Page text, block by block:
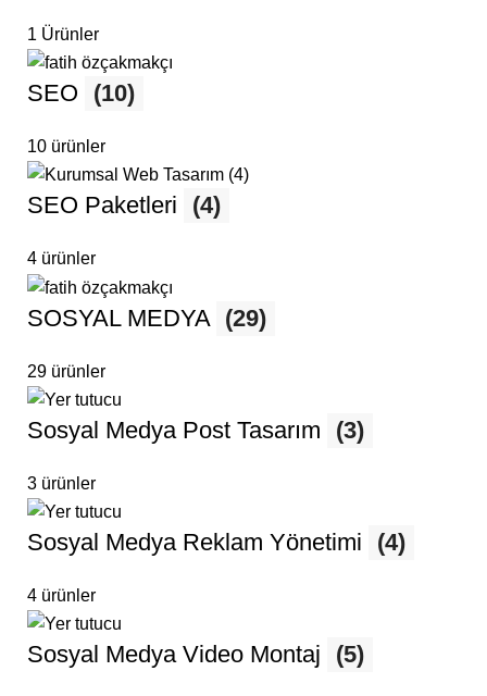
1 Ürünler
SEO (10)
10 ürünler
SEO Paketleri (4)
4 ürünler
SOSYAL MEDYA (29)
29 ürünler
Sosyal Medya Post Tasarım (3)
3 ürünler
Sosyal Medya Reklam Yönetimi (4)
4 ürünler
Sosyal Medya Video Montaj (5)